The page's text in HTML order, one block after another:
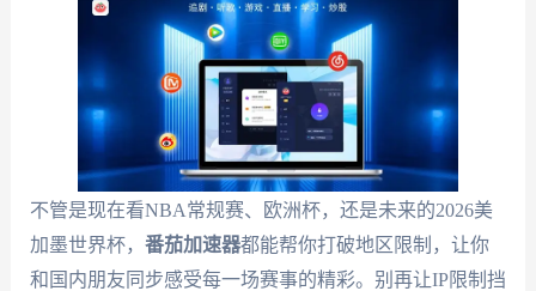
不管是现在看NBA常规赛、欧洲杯，还是未来的2026美
加墨世界杯， 番茄加速器都能帮你打破地区限制，让你
和国内朋友同步感受每一场赛事的精彩。别再让IP限制挡